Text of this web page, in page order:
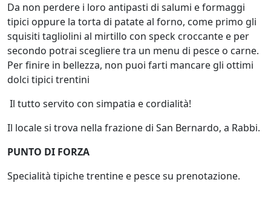
Da non perdere i loro antipasti di salumi e formaggi
tipici oppure la torta di patate al forno, come primo gli
squisiti tagliolini al mirtillo con speck croccante e per
secondo potrai scegliere tra un menu di pesce o carne.
Per finire in bellezza, non puoi farti mancare gli ottimi
dolci tipici trentini
Il tutto servito con simpatia e cordialità!
Il locale si trova nella frazione di San Bernardo, a Rabbi.
PUNTO DI FORZA
Specialità tipiche trentine e pesce su prenotazione.